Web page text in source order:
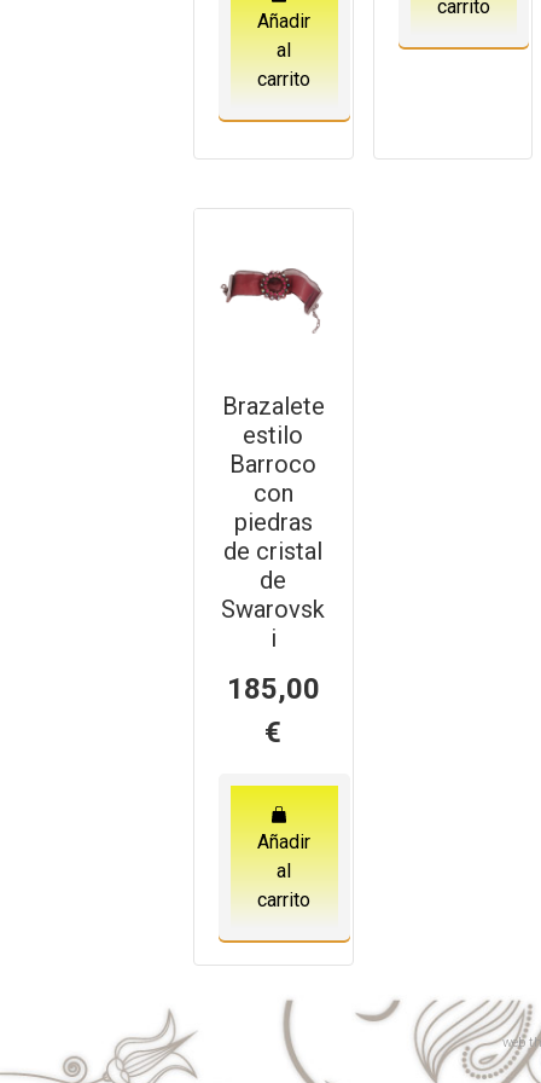
Añadir
al
carrito
carrito
Brazalete
estilo
Barroco
con
piedras
de cristal
de
Swarovsk
i
185,00
€
Añadir
al
carrito
web